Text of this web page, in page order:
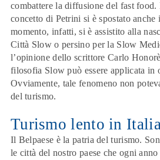
combattere la diffusione del fast
concetto di Petrini si è spostato
momento, infatti, si è assistito alla
Città Slow o persino per la Slow
l’opinione dello scrittore Carlo
filosofia Slow può essere applicata in
Ovviamente, tale fenomeno non
del turismo.
Turismo lento in
Il Belpaese è la patria del turismo.
le città del nostro paese che ogni